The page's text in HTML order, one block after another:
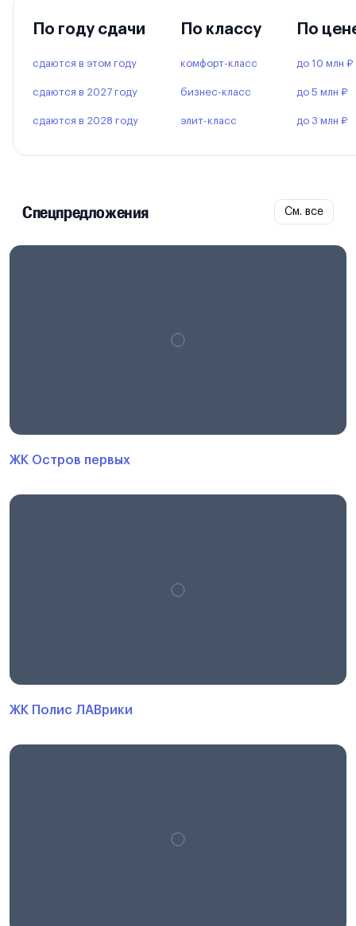
По году сдачи
сдаются в этом году
сдаются в 2027 году
сдаются в 2028 году
По классу
комфорт-класс
бизнес-класс
элит-класс
По
до 10 млн ₽
до 5 млн ₽
до 3 млн ₽
Спецпредложения См. все
ЖК Остров первых
ЖК Полис ЛАВрики